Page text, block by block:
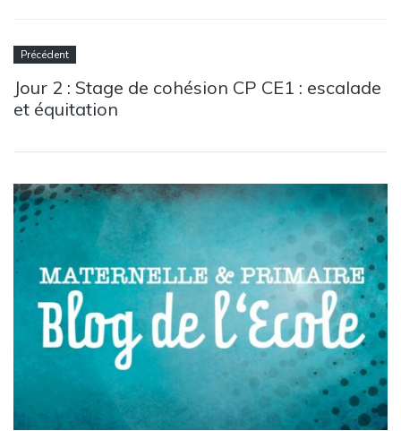
Précédent
Jour 2 : Stage de cohésion CP CE1 : escalade
et équitation